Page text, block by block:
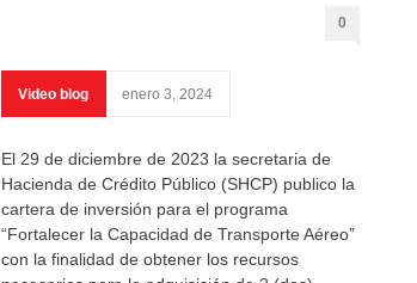
0
Video blog enero 3, 2024
El 29 de diciembre de 2023 la secretaria de
Hacienda de Crédito Público (SHCP) publico la
cartera de inversión para el programa
“Fortalecer la Capacidad de Transporte Aéreo”
con la finalidad de obtener los recursos